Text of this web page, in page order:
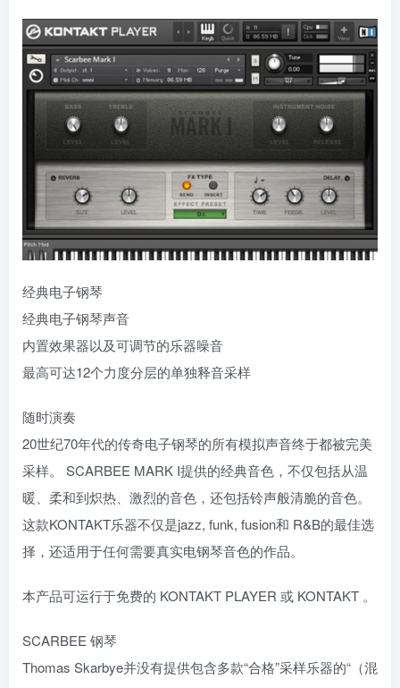
经典电子钢琴
经典电子钢琴声音
内置效果器以及可调节的乐器噪音
最高可达12个力度分层的单独释音采样
随时演奏
20世纪70年代的传奇电子钢琴的所有模拟声音终于都被完美
采样。 SCARBEE MARK I提供的经典音色，不仅包括从温
暖、柔和到炽热、激烈的音色，还包括铃声般清脆的音色。
这款KONTAKT乐器不仅是jazz, funk, fusion和 R&B的最佳选
择，还适用于任何需要真实电钢琴音色的作品。
本产品可运行于免费的 KONTAKT PLAYER 或 KONTAKT 。
SCARBEE 钢琴
Thomas Skarbye并没有提供包含多款“合格”采样乐器的“（混